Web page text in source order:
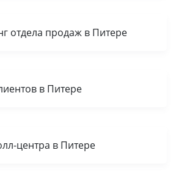
отдела продаж в Питере
в Питере
центра в Питере